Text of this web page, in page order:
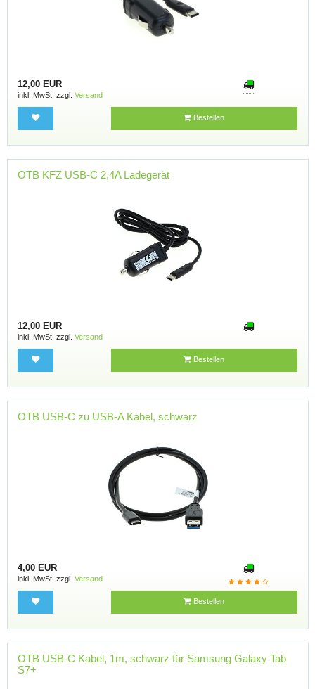
12,00 EUR
inkl. MwSt. zzgl. Versand
Bestellen
OTB KFZ USB-C 2,4A Ladegerät
12,00 EUR
inkl. MwSt. zzgl. Versand
Bestellen
OTB USB-C zu USB-A Kabel, schwarz
4,00 EUR
inkl. MwSt. zzgl. Versand
Bestellen
OTB USB-C Kabel, 1m, schwarz für Samsung Galaxy Tab
S7+